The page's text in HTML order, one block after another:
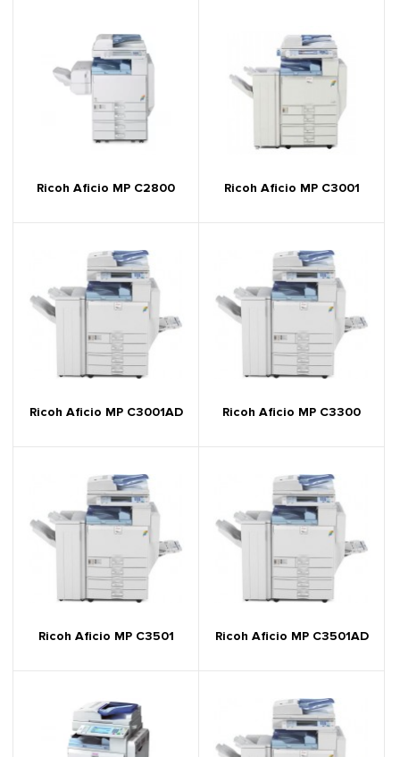
Ricoh Aficio MP C2800 Ricoh Aficio MP C3001
Ricoh Aficio MP C3001AD Ricoh Aficio MP C3300
Ricoh Aficio MP C3501 Ricoh Aficio MP C3501AD